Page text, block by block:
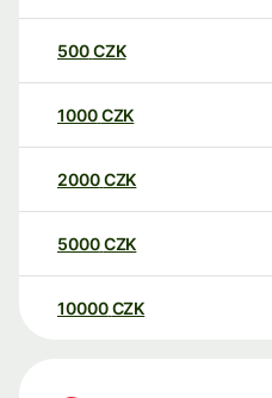
500CZK
1000CZK
2000CZK
5000CZK
10000 CZK